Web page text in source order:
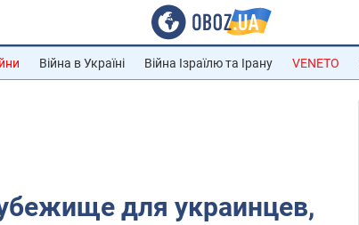
Війна в Україні Війна Ізраїлю та Ірану VENETO
для украинцев,